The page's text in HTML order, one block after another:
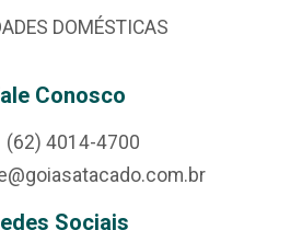
DOMÉSTICAS
Conosco
(62) 4014-4700
Sociais